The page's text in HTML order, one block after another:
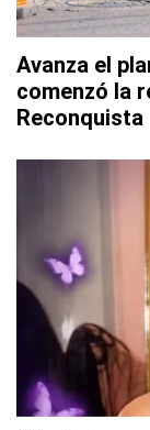
Avanza el
comenzó la
Reconquista